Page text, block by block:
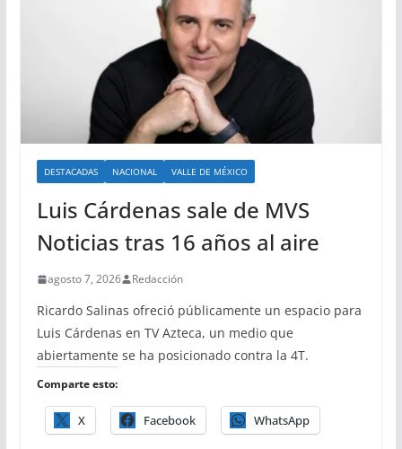
DESTACADAS NACIONAL VALLE DE MÉXICO
Luis Cárdenas sale de MVS
Noticias tras 16 años al aire
agosto 7, 2026 Redacción
Ricardo Salinas ofreció públicamente un espacio para
Luis Cárdenas en TV Azteca, un medio que
abiertamente se ha posicionado contra la 4T.
Comparte esto:
X Facebook WhatsApp